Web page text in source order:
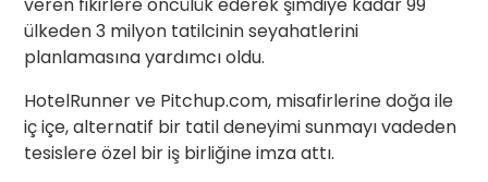
ülkeden 3 milyon tatilcinin seyahatlerini
planlamasına yardımcı oldu.
HotelRunner ve Pitchup.com, misafirlerine doğa ile
iç içe, alternatif bir tatil deneyimi sunmayı vadeden
tesislere özel bir iş birliğine imza attı.